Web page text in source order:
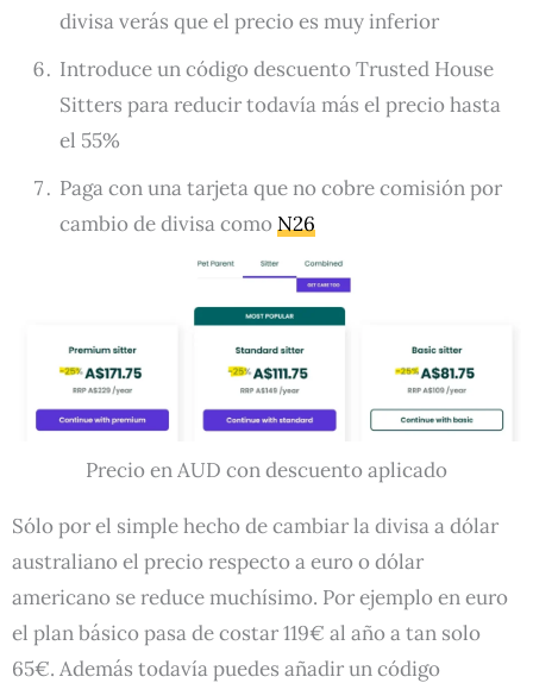
divisa verás que el precio es muy inferior
Introduce un código descuento Trusted House
Sitters para reducir todavía más el precio hasta
el 55%
Paga con una tarjeta que no cobre comisión por
cambio de divisa comoN26
Precio en AUD con descuento aplicado
Sólo por el simple hecho de cambiar la divisa a dólar
australiano el precio respecto a euro o dólar
americano se reduce muchísimo. Por ejemplo en euro
el plan básico pasa de costar 119€ al año a tan solo
65€. Además todavía puedes añadir un código